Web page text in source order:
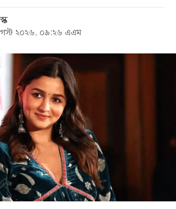
২০২৬, ০৯:২৬ এএম